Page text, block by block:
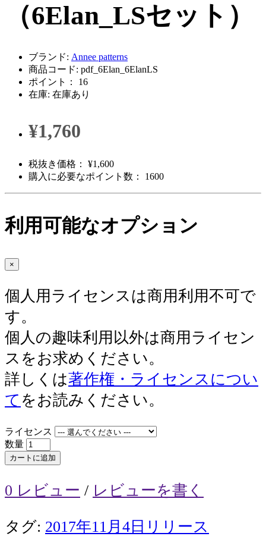
（6Elan_LSセット）
ブランド: Annee patterns
商品コード: pdf_6Elan_6ElanLS
ポイント： 16
在庫: 在庫あり
¥1,760
税抜き価格： ¥1,600
購入に必要なポイント数： 1600
利用可能なオプション
×
個人用ライセンスは商用利用不可で
す。
個人の趣味利用以外は商用ライセン
スをお求めください。
詳しくは著作権・ライセンスについ
て をお読みください。
ライセンス
数量
カートに追加
0 レビュー / レビューを書く
タグ: 2017年11月4日リリース